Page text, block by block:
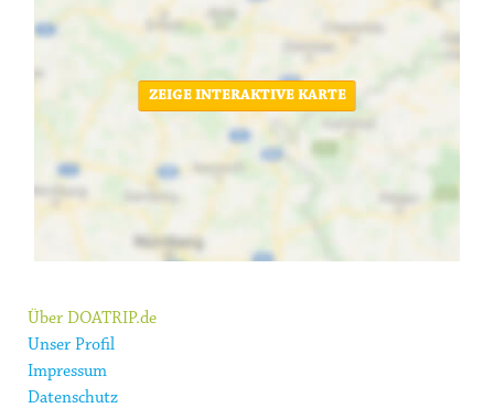
ZEIGE INTERAKTIVE KARTE
Über DOATRIP.de
Unser Profil
Impressum
Datenschutz